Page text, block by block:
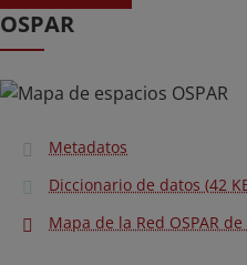
OSPAR
Metadatos
Diccionario de datos (42
Mapa de la Red OSPAR